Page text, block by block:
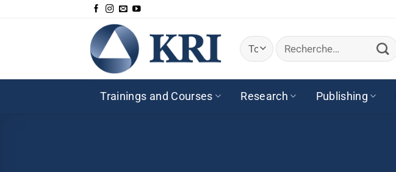
Recherche
pour :
Trainings and Courses Research Publishing